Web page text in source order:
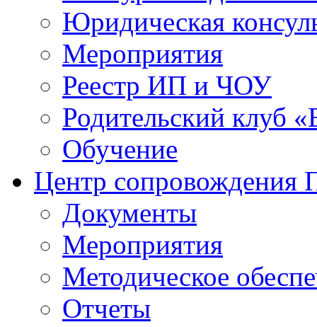
Юридическая
Мероприятия
Реестр ИП и ЧОУ
Родительский клуб
Обучение
Центр сопровождения
Документы
Мероприятия
Методическое
Отчеты